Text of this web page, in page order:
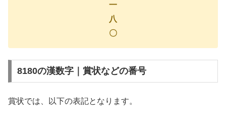
一
八
〇
8180の漢数字｜賞状などの番号
賞状では、以下の表記となります。